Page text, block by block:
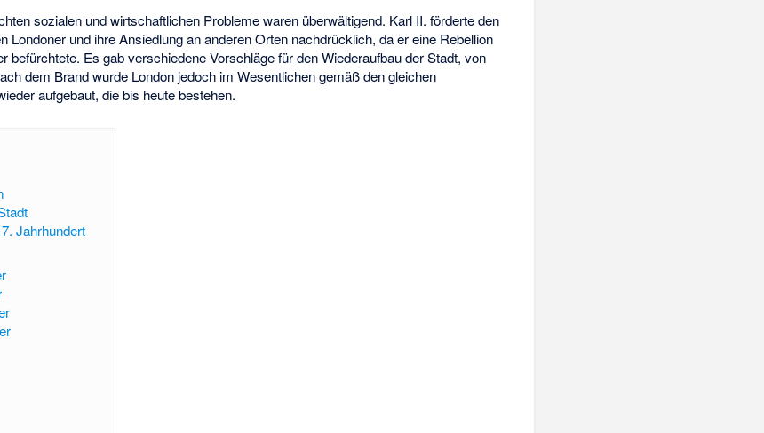
sozialen und wirtschaftlichen Probleme waren überwältigend. Karl II. förderte den
Londoner und ihre Ansiedlung an anderen Orten nachdrücklich, da er eine Rebellion
befürchtete. Es gab verschiedene Vorschläge für den Wiederaufbau der Stadt, von
dem Brand wurde London jedoch im Wesentlichen gemäß den gleichen
aufgebaut, die bis heute bestehen.
Jahrhundert